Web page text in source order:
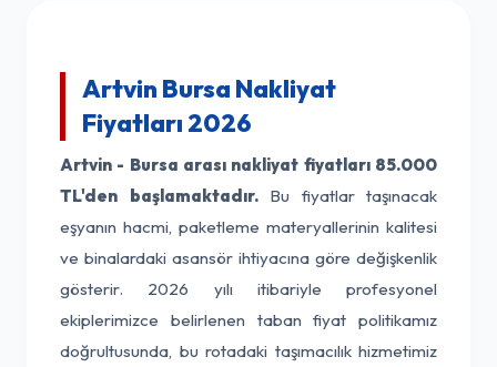
Artvin Bursa Nakliyat
Fiyatları 2026
Artvin - Bursa arası nakliyat fiyatları 85.000
TL'den başlamaktadır.Bu fiyatlar taşınacak
eşyanın hacmi, paketleme materyallerinin kalitesi
ve binalardaki asansör ihtiyacına göre değişkenlik
gösterir. 2026 yılı itibariyle profesyonel
ekiplerimizce belirlenen taban fiyat politikamız
doğrultusunda, bu rotadaki taşımacılık hizmetimiz